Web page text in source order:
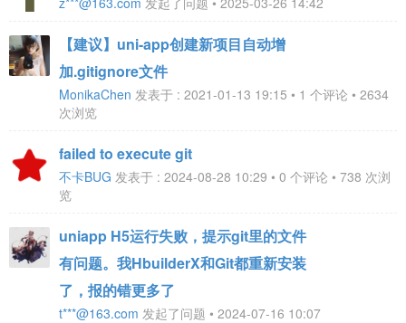
【建议】uni-app创建新项目自动增
加.gitignore文件
MonikaChen 发表于 : 2021-01-13 19:15 • 1 个评论 • 2634
次浏览
failed to execute git
不卡BUG 发表于 : 2024-08-28 10:29 • 0 个评论 • 738 次浏
览
uniapp H5运行失败，提示git里的文件
有问题。我HbuilderX和Git都重新安装
了，报的错更多了
t***@163.com 发起了问题 • 2024-07-16 10:07